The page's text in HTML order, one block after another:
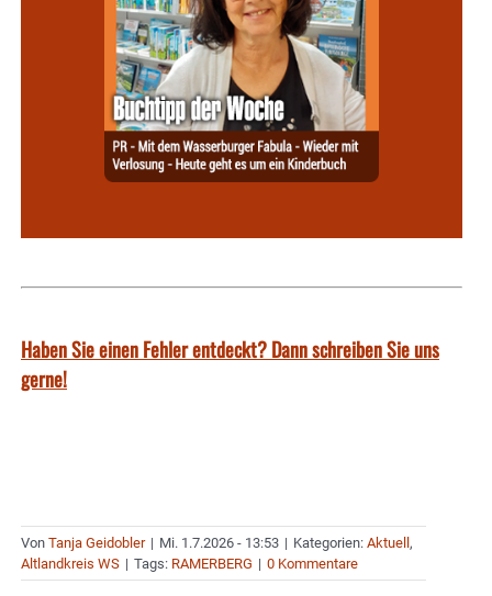
Haben Sie einen Fehler entdeckt? Dann schreiben Sie uns
gerne!
Von Tanja Geidobler | Mi. 1.7.2026 - 13:53 | Kategorien: Aktuell ,
Altlandkreis WS | Tags: RAMERBERG | 0 Kommentare